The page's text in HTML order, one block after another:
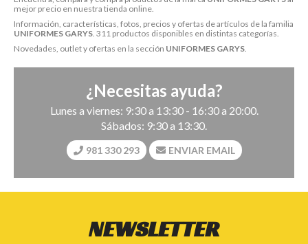
mejor precio en nuestra tienda online.
Información, características, fotos, precios y ofertas de artículos de la familia
UNIFORMES GARYS. 311 productos disponibles en distintas categorías.
Novedades, outlet y ofertas en la sección UNIFORMES GARYS.
¿Necesitas ayuda?
Lunes a viernes: 9:30 a 13:30 - 16:30 a 20:00.
Sábados: 9:30 a 13:30.
981 330 293 ENVIAR EMAIL
NEWSLETTER